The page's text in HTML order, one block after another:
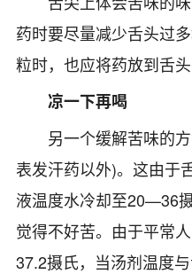
药时要尽量减少舌头过
粒时，也应将药放到舌
凉一下再喝
另一个缓解苦味的方
表发汗药以外)。这由于
液温度水冷却至20—36
觉得不好苦。由于平常
37.2摄氏，当汤剂温度